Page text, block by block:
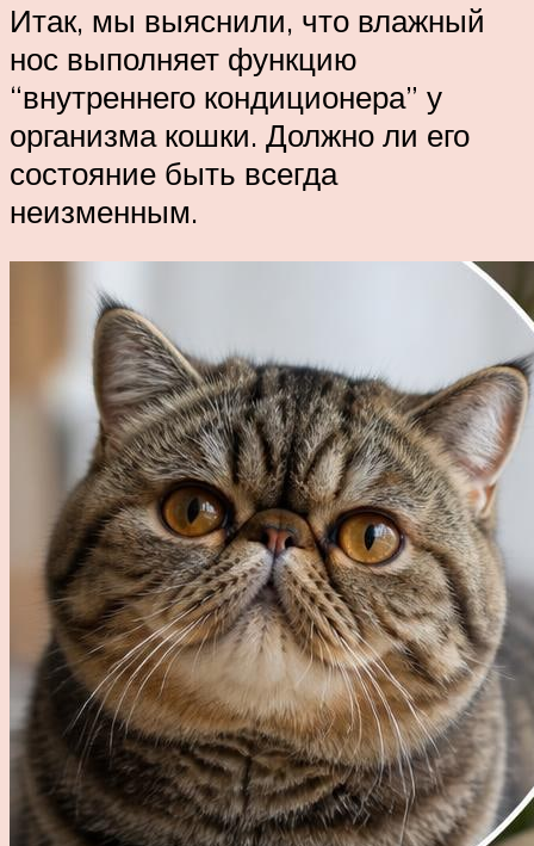
Итак, мы выяснили, что влажный
нос выполняет функцию
“внутреннего кондиционера” у
организма кошки. Должно ли его
состояние быть всегда
неизменным.